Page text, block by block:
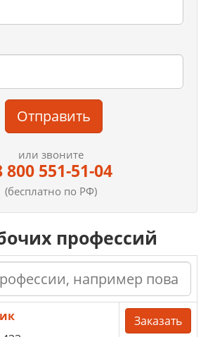
Отправить
или звоните
800 551-51-04
(бесплатно по РФ)
профессий
Заказать